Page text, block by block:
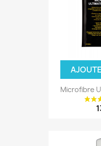
Microfibre